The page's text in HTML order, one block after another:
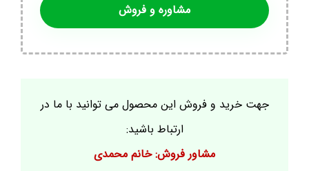
مشاوره و فروش
جهت خرید و فروش این محصول می توانید با ما در
ارتباط باشید:
مشاور فروش: خانم محمدی